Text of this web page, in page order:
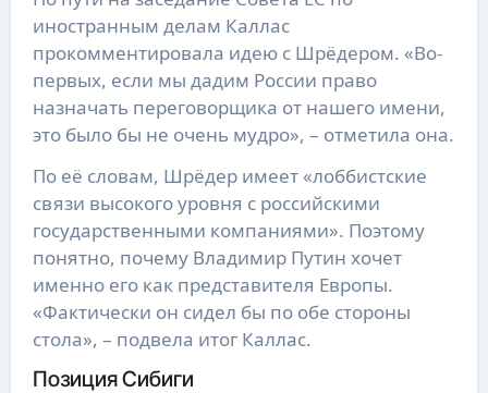
иностранным делам Каллас
прокомментировала идею с Шрёдером. «Во-
первых, если мы дадим России право
назначать переговорщика от нашего имени,
это было бы не очень мудро», – отметила она.
По её словам, Шрёдер имеет «лоббистские
связи высокого уровня с российскими
государственными компаниями». Поэтому
понятно, почему Владимир Путин хочет
именно его как представителя Европы.
«Фактически он сидел бы по обе стороны
стола», – подвела итог Каллас.
Позиция Сибиги